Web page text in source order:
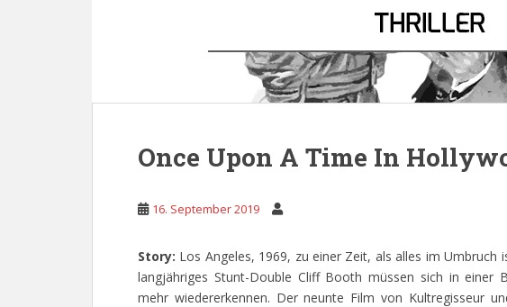
Once Upon A Time In
16. September 2019
Story: Los Angeles, 1969, zu einer Zeit, als alles im Umbruch
langjähriges Stunt-Double Cliff Booth müssen sich in einer
mehr wiedererkennen. Der neunte Film von Kultregisseur